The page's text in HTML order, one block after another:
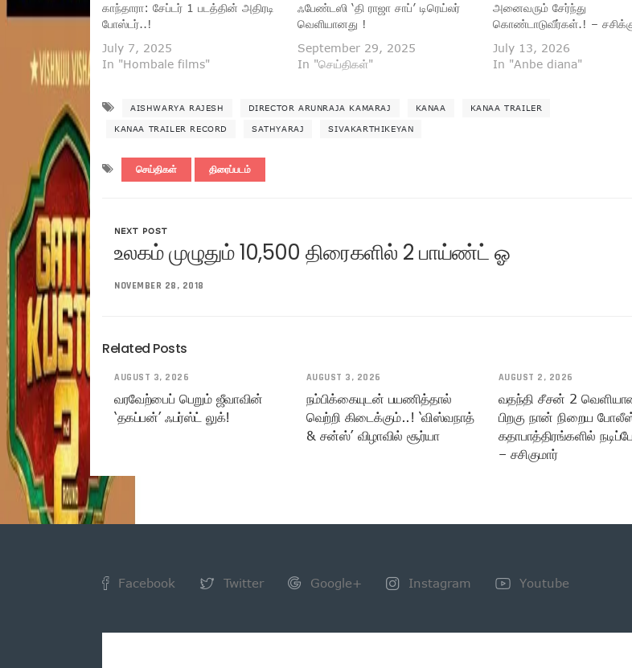
காந்தாரா: சேப்டர் 1 படத்தின் அதிரடி
போஸ்டர்..!
July 7, 2025
In "Hombale films"
ஃபேண்டஸி ‘தி ராஜா சாப்’ டிரெய்லர்
வெளியானது !
September 29, 2025
In "செய்திகள்"
அனைவரும் சேர்ந்து
கொண்டாடுவீர்கள்.! –
July 13, 2026
In "Anbe diana"
AISHWARYA RAJESH DIRECTOR ARUNRAJA KAMARAJ KANAA KANAA TRAILER
KANAA TRAILER RECORD SATHYARAJ SIVAKARTHIKEYAN
செய்திகள் திரைப்படம்
NEXT POST
உலகம் முழுதும் 10,500 திரைகளில் 2 பாய்ண்ட் ஓ
NOVEMBER 28, 2018
Related Posts
AUGUST 3, 2026
வரவேற்பைப் பெறும் ஜீவாவின்
‘தகப்பன்’ ஃபர்ஸ்ட் லுக்!
AUGUST 3, 2026
நம்பிக்கையுடன் பயணித்தால்
வெற்றி கிடைக்கும்..! ‘விஸ்வநாத்
& சன்ஸ்’ விழாவில் சூர்யா
AUGUST 2, 2026
வதந்தி சீசன் 2
பிறகு நான் நிறைய
கதாபாத்திரங்களில்
– சசிகுமார்
Facebook Twitter Google+ Instagram Youtube